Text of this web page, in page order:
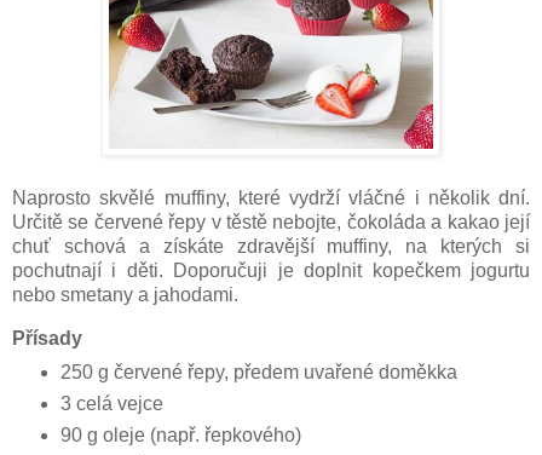
Naprosto skvělé muffiny, které vydrží vláčné i několik dní.
Určitě se červené řepy v těstě nebojte, čokoláda a kakao její
chuť schová a získáte zdravější muffiny, na kterých si
pochutnají i děti. Doporučuji je doplnit kopečkem jogurtu
nebo smetany a jahodami.
Přísady
250 g červené řepy, předem uvařené doměkka
3 celá vejce
90 g oleje (např. řepkového)